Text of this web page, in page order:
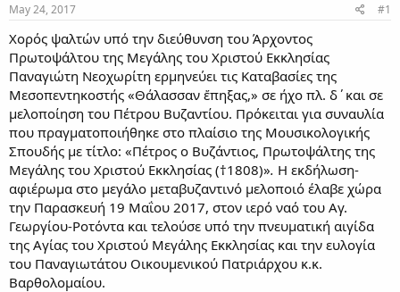
t
a
t
e
r
e
May 24, 2017 #1
Χορός ψαλτών υπό την διεύθυνση του Άρχοντος
Πρωτοψάλτου της Μεγάλης του Χριστού Εκκλησίας
Παναγιώτη Νεοχωρίτη ερμηνεύει τις Καταβασίες της
Μεσοπεντηκοστής «Θάλασσαν ἔπηξας,» σε ήχο πλ. δ΄και σε
μελοποίηση του Πέτρου Βυζαντίου. Πρόκειται για συναυλία
που πραγματοποιήθηκε στο πλαίσιο της Μουσικολογικής
Σπουδής με τίτλο: «Πέτρος ο Βυζάντιος, Πρωτοψάλτης της
Μεγάλης του Χριστού Εκκλησίας (†1808)». Η εκδήλωση-
αφιέρωμα στο μεγάλο μεταβυζαντινό μελοποιό έλαβε χώρα
την Παρασκευή 19 Μαΐου 2017, στον ιερό ναό του Aγ.
Γεωργίου-Ροτόντα και τελούσε υπό την πνευματική αιγίδα
της Αγίας του Χριστού Μεγάλης Εκκλησίας και την ευλογία
του Παναγιωτάτου Οικουμενικού Πατριάρχου κ.κ.
Βαρθολομαίου.